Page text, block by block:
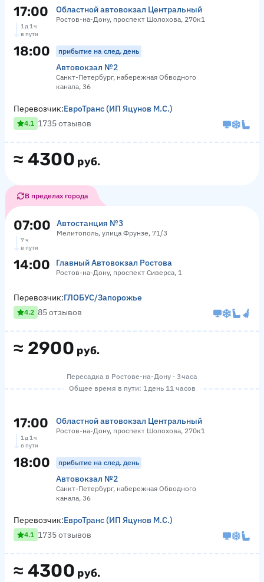
17:00 Областной автовокзал Центральный
Ростов-на-Дону, проспект Шолохова, 270к1
1 д 1 ч
в пути
18:00 прибытие на след. день
Автовокзал №2
Санкт-Петербург, набережная Обводного
канала, 36
≈ 4300 руб.
Перевозчик:ЕвроТранс (ИП Яцунов М.С.)
4.1 1735 отзывов
В пределах города
07:00 Автостанция №3
Мелитополь, улица Фрунзе, 71/3
7 ч
в пути
14:00 Главный Автовокзал Ростова
Ростов-на-Дону, проспект Сиверса, 1
≈ 2900 руб.
Перевозчик:ГЛОБУС/Запорожье
4.2 85 отзывов
Пересадка в Ростове-на-Дону · 3 часа
Общее время в пути: 1 день 11 часов
17:00 Областной автовокзал Центральный
Ростов-на-Дону, проспект Шолохова, 270к1
1 д 1 ч
в пути
18:00 прибытие на след. день
Автовокзал №2
Санкт-Петербург, набережная Обводного
канала, 36
≈ 4300 руб.
Перевозчик:ЕвроТранс (ИП Яцунов М.С.)
4.1 1735 отзывов